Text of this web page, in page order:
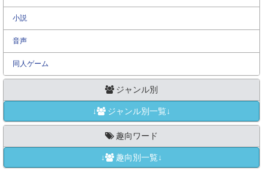
小説
音声
同人ゲーム
ジャンル別
↓ ジャンル別一覧↓
趣向ワード
↓ 趣向別一覧↓